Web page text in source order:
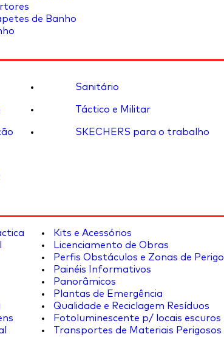
de Banho
Sanitário
Táctico e Militar
SKECHERS para o trabalho
Kits e Acessórios
Licenciamento de Obras
Perfis Obstáculos e Zonas de Perigo
Painéis Informativos
Panorâmicos
Plantas de Emergência
Qualidade e Reciclagem Resíduos
Fotoluminescente p/ locais escuros
Transportes de Materiais Perigosos